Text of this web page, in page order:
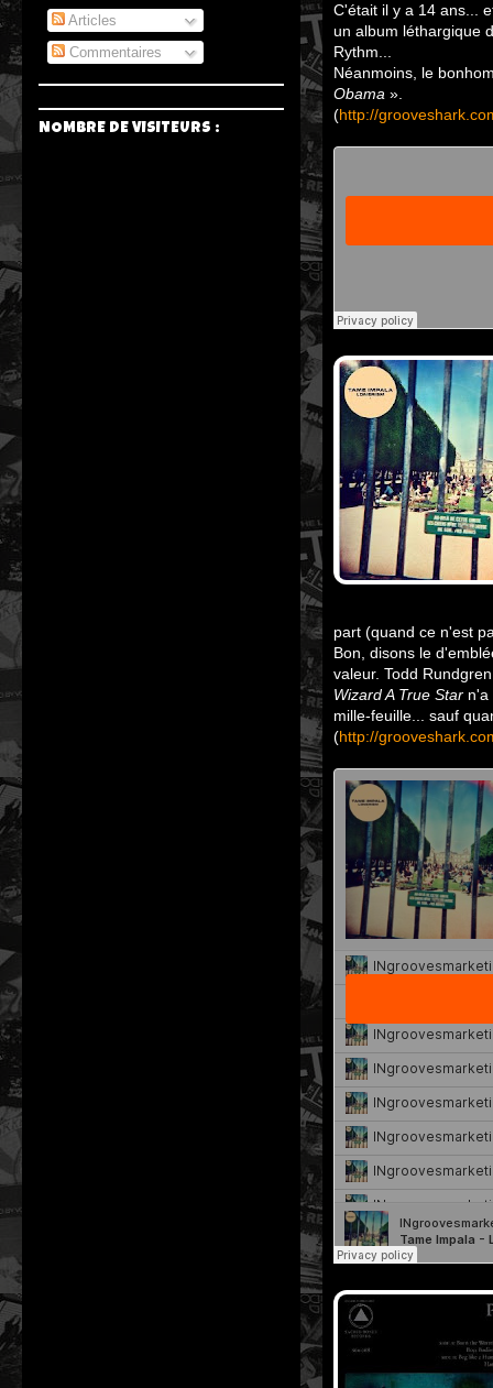
C'était il y a 14 ans...
un album léthargique
Rythm...
Néanmoins, le
Obama ».
(http://
part (quand ce n'est
Bon, disons le
valeur. Todd
Wizard A True Star n'a
mille-feuille... sauf
(http://
Articles
Commentaires
NOMBRE DE VISITEURS :